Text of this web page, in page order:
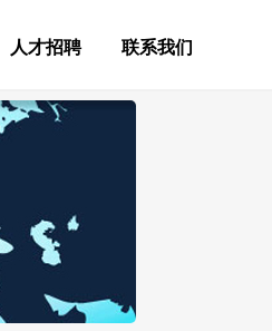
人才招聘 联系我们